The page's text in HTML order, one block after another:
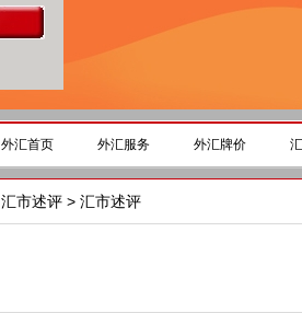
外汇首页 外汇服务 外汇牌价
汇市述评 > 汇市述评